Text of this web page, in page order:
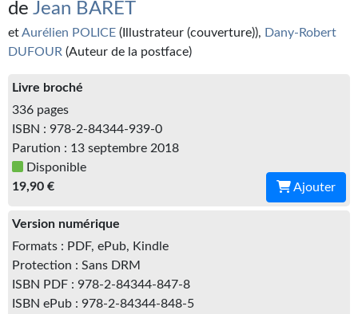
Kvasar
Pulps
Étoiles vives
Yellow Submarine
NUMÉRIQUE
Une Heure-Lumière
Nouvelles
de Jean BARET
etAurélien POLICE (Illustrateur (couverture)), Dany-Robert
DUFOUR (Auteur de la postface)
Livre broché
336 pages
ISBN : 978-2-84344-939-0
Parution : 13 septembre 2018
Disponible
19,90 €
Ajouter
Version numérique
Formats : PDF, ePub, Kindle
Protection : Sans DRM
ISBN PDF : 978-2-84344-847-8
ISBN ePub : 978-2-84344-848-5